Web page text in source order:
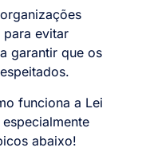
para evitar
garantir que os
funciona a Lei
abaixo!